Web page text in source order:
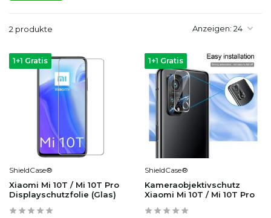
2 produkte Anzeigen:
1+1 Gratis
ShieldCase®
Xiaomi Mi 10T / Mi 10T Pro
Displayschutzfolie (Glas)
1+1 Gratis
ShieldCase®
Kameraobjektivschutz
Xiaomi Mi 10T / Mi 10T Pro